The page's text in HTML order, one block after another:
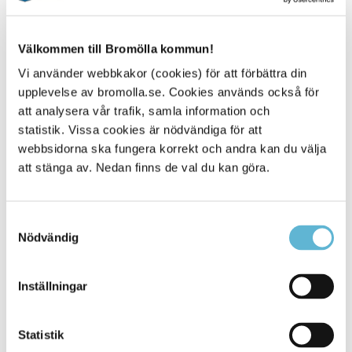
Välkommen till Bromölla kommun!
Vi använder webbkakor (cookies) för att förbättra din
upplevelse av bromolla.se. Cookies används också för
att analysera vår trafik, samla information och
statistik. Vissa cookies är nödvändiga för att
webbsidorna ska fungera korrekt och andra kan du välja
att stänga av. Nedan finns de val du kan göra.
Nödvändig
Inställningar
Statistik
Blankett för tillståndsansökan och anmälan
Från ansökan till tillstånd
Tillstånd till förvaring meddelas endast den som
kan hantera den explosiva varan med tillräcklig
aktsamhet,
som bedöms lämplig,
Tillståndsansökan skall vara skriftlig. För granskning av
såsom exempelvis situationsplan, byggnadsritning,
konstruktionsbeskrivning av förrådet, klassningsplan
samhanteringsgrupp, största mängd), uppgifter om
föreståndaren samt riskutredning. I bilagorna till